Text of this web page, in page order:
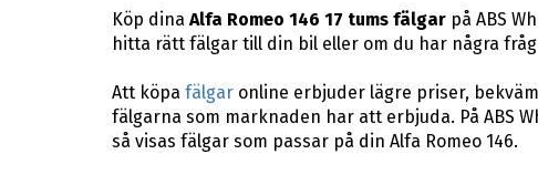
Köp dina Alfa Romeo 146 17 tums fälgarpå ABS
hitta rätt fälgar till din bil eller om du har några
Att köpa fälgaronline erbjuder lägre priser,
fälgarna som marknaden har att erbjuda. På ABS
så visas fälgar som passar på din Alfa Romeo 146.